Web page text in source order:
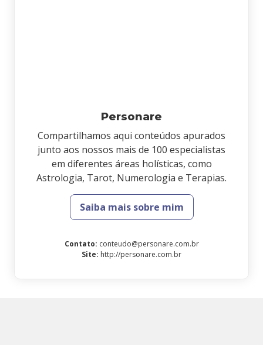
Personare
Compartilhamos aqui conteúdos apurados
junto aos nossos mais de 100 especialistas
em diferentes áreas holísticas, como
Astrologia, Tarot, Numerologia e Terapias.
Saiba mais sobre mim
Contato: conteudo@personare.com.br
Site: http://personare.com.br